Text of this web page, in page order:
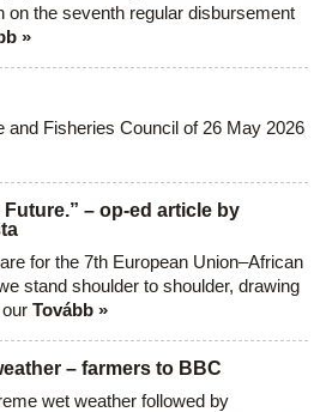
on the seventh regular disbursement
»
and Fisheries Council of 26 May 2026
– op-ed article by
for the 7th European Union–African
stand shoulder to shoulder, drawing
Tovább »
– farmers to BBC
wet weather followed by